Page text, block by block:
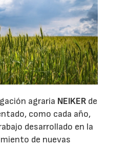
agraria NEIKER de
como cada año,
desarrollado en la
de nuevas